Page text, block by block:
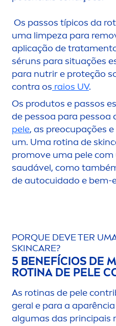
Os passos típicos da
uma limpeza para
aplicação de tratamen
séruns para situações
para nutrir e proteção
contra os raios UV.
Os produtos e passos
de pessoa para pessoa
pele, as preocupações
um. Uma rotina deskin
promove uma pele
saudável, como
de autocuidado e bem-
PORQUE DEVE TER
SKINCARE?
5 BENEFÍCIOS DE
ROTINA DE PELE
As rotinas de pele
geral e para a
algumas das principais